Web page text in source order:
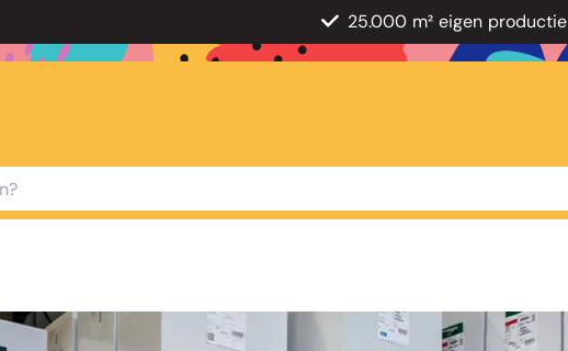
25.000 m² eigen productie